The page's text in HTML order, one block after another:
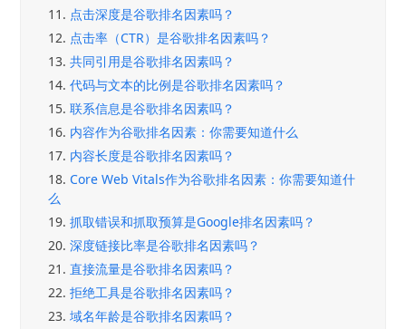
11. 点击深度是谷歌排名因素吗？
12. 点击率（CTR）是谷歌排名因素吗？
13. 共同引用是谷歌排名因素吗？
14. 代码与文本的比例是谷歌排名因素吗？
15. 联系信息是谷歌排名因素吗？
16. 内容作为谷歌排名因素：你需要知道什么
17. 内容长度是谷歌排名因素吗？
18. Core Web Vitals作为谷歌排名因素：你需要知道什
么
19. 抓取错误和抓取预算是Google排名因素吗？
20. 深度链接比率是谷歌排名因素吗？
21. 直接流量是谷歌排名因素吗？
22. 拒绝工具是谷歌排名因素吗？
23. 域名年龄是谷歌排名因素吗？